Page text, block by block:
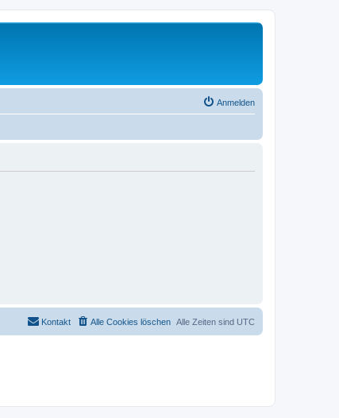
Anmelden
Alle Zeiten sind UTC
Alle Cookies löschen
Kontakt